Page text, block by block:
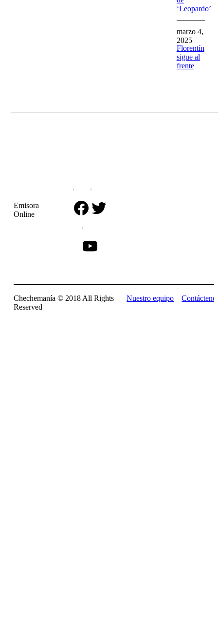
‘Leopardo’
Florentín
sigue al
frente
marzo 4,
2025
Emisora
Online
Facebook
Twitter
YouTube
Nuestro equipo
Chechemanía © 2018 All Rights
Reserved